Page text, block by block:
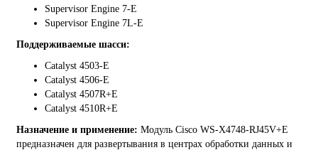
Supervisor Engine 7-E
Supervisor Engine 7L-E
Поддерживаемые шасси:
Catalyst 4503-E
Catalyst 4506-E
Catalyst 4507R+E
Catalyst 4510R+E
Назначение и применение: Модуль Cisco WS-X4748-RJ45V+E
предназначен для развертывания в центрах обработки данных и